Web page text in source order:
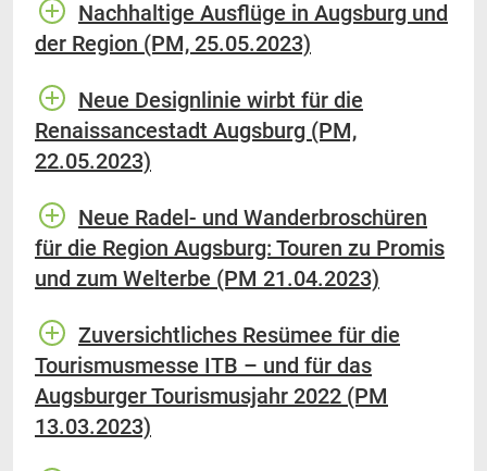
Nachhaltige Ausflüge in Augsburg und
der Region (PM, 25.05.2023)
Neue Designlinie wirbt für die
Renaissancestadt Augsburg (PM,
22.05.2023)
Neue Radel- und Wanderbroschüren
für die Region Augsburg: Touren zu Promis
und zum Welterbe (PM 21.04.2023)
Zuversichtliches Resümee für die
Tourismusmesse ITB – und für das
Augsburger Tourismusjahr 2022 (PM
13.03.2023)